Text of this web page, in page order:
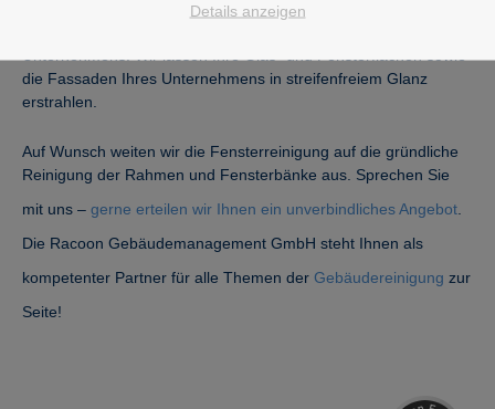
zu den traditionellen Tätigkeiten unseres
die Fassaden Ihres Unternehmens in streifenfreiem Glanz
erstrahlen.
Auf Wunsch weiten wir die Fensterreinigung auf die gründliche
Reinigung der Rahmen und Fensterbänke aus. Sprechen Sie
mit uns – gerne erteilen wir Ihnen ein unverbindliches Angebot
Die Racoon Gebäudemanagement GmbH steht Ihnen als
kompetenter Partner für alle Themen der Gebäudereinigung zur
Seite!
Details anzeigen
Kundenbewertungen und Erfahrungen zu